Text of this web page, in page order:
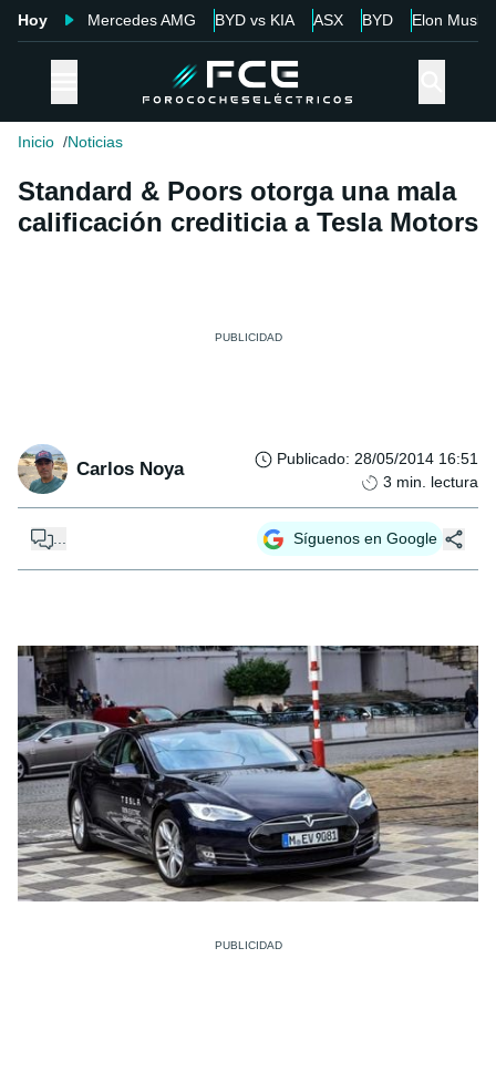
Hoy Mercedes AMG BYD vs KIA ASX BYD Elon Musk
Inicio Noticias
Standard & Poors otorga una mala
calificación crediticia a Tesla Motors
Carlos Noya Publicado: 28/05/2014 16:51
3 min. lectura
... Síguenos en Google